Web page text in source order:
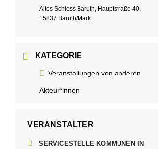
Altes Schloss Baruth, Hauptstraße 40,
15837 Baruth/Mark
KATEGORIE
Veranstaltungen von anderen
Akteur*innen
VERANSTALTER
SERVICESTELLE KOMMUNEN IN